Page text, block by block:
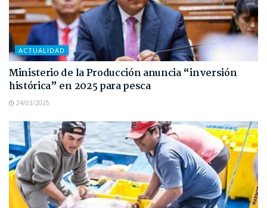
ACTUALIDAD
Ministerio de la Producción anuncia “inversión
histórica” en 2025 para pesca
24/03/2025